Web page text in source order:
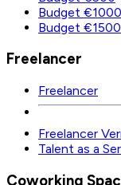
Budget €1000
Budget €1500
Freelancer
Freelancer
Freelancer
Talent as a
Coworking